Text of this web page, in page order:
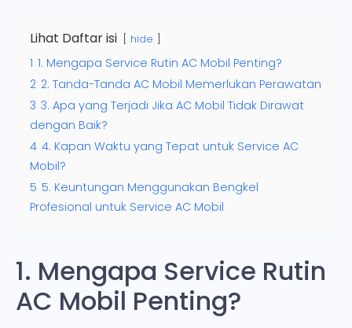
Lihat Daftar isi hide
1 1. Mengapa Service Rutin AC Mobil Penting?
2 2. Tanda-Tanda AC Mobil Memerlukan Perawatan
3 3. Apa yang Terjadi Jika AC Mobil Tidak Dirawat
dengan Baik?
4 4. Kapan Waktu yang Tepat untuk Service AC
Mobil?
5 5. Keuntungan Menggunakan Bengkel
Profesional untuk Service AC Mobil
1. Mengapa Service Rutin
AC Mobil Penting?